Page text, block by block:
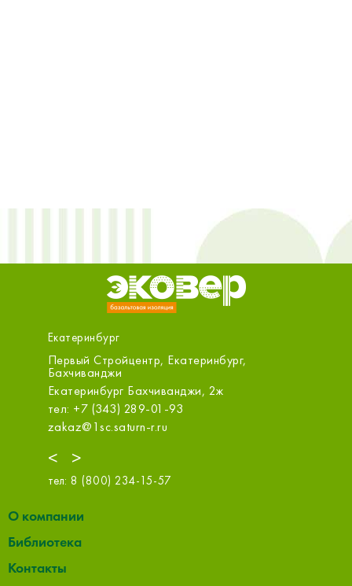
Екатеринбург
<
Первый Стройцентр, Екатеринбург,
Бахчиванджи
Екатеринбург Бахчиванджи, 2ж
тел: +7 (343) 289-01-93
zakaz@1sc.saturn-r.ru
>
тел: 8 (800) 234-15-57
О компании
Библиотека
Контакты